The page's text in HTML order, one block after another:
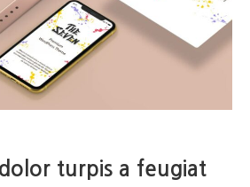
dolor turpis a feugiat